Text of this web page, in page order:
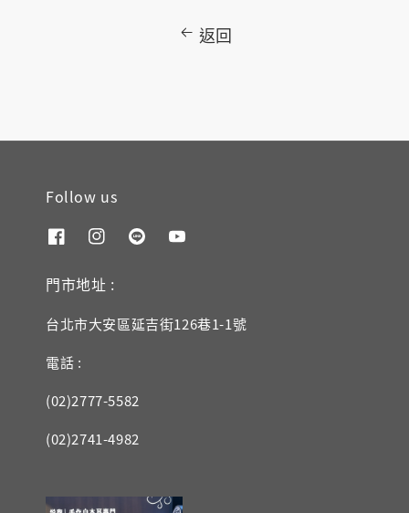
返回
Follow us
門市地址 :
台北市大安區延吉街126巷1-1號
電話 :
(02)2777-5582
(02)2741-4982